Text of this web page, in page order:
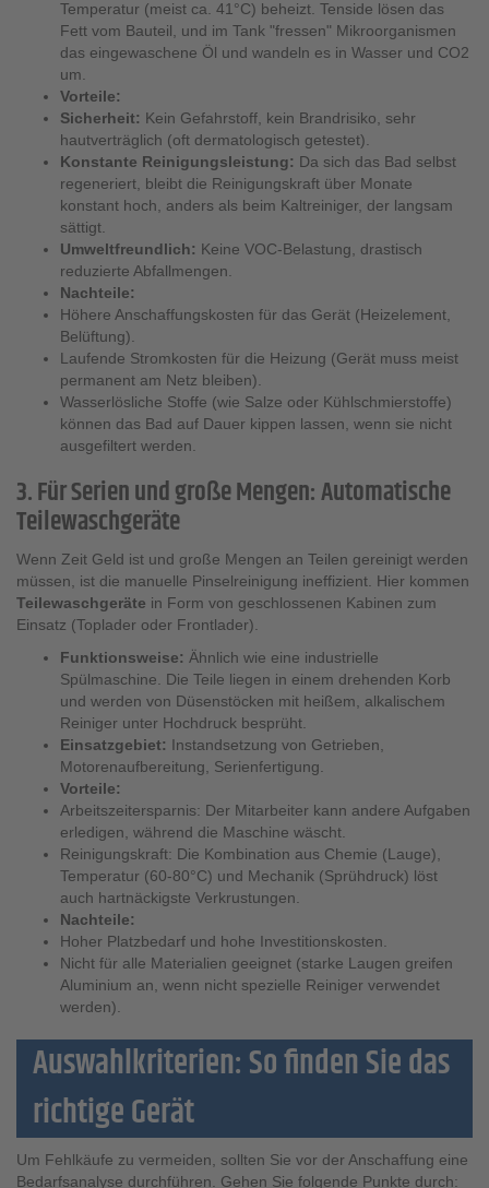
Temperatur (meist ca. 41°C) beheizt. Tenside lösen das
Fett vom Bauteil, und im Tank "fressen" Mikroorganismen
das eingewaschene Öl und wandeln es in Wasser und CO2
um.
Vorteile:
Sicherheit: Kein Gefahrstoff, kein Brandrisiko, sehr
hautverträglich (oft dermatologisch getestet).
Konstante Reinigungsleistung: Da sich das Bad selbst
regeneriert, bleibt die Reinigungskraft über Monate
konstant hoch, anders als beim Kaltreiniger, der langsam
sättigt.
Umweltfreundlich: Keine VOC-Belastung, drastisch
reduzierte Abfallmengen.
Nachteile:
Höhere Anschaffungskosten für das Gerät (Heizelement,
Belüftung).
Laufende Stromkosten für die Heizung (Gerät muss meist
permanent am Netz bleiben).
Wasserlösliche Stoffe (wie Salze oder Kühlschmierstoffe)
können das Bad auf Dauer kippen lassen, wenn sie nicht
ausgefiltert werden.
3. Für Serien und große Mengen: Automatische
Teilewaschgeräte
Wenn Zeit Geld ist und große Mengen an Teilen gereinigt werden
müssen, ist die manuelle Pinselreinigung ineffizient. Hier kommen
Teilewaschgeräte in Form von geschlossenen Kabinen zum
Einsatz (Toplader oder Frontlader).
Funktionsweise: Ähnlich wie eine industrielle
Spülmaschine. Die Teile liegen in einem drehenden Korb
und werden von Düsenstöcken mit heißem, alkalischem
Reiniger unter Hochdruck besprüht.
Einsatzgebiet: Instandsetzung von Getrieben,
Motorenaufbereitung, Serienfertigung.
Vorteile:
Arbeitszeitersparnis: Der Mitarbeiter kann andere Aufgaben
erledigen, während die Maschine wäscht.
Reinigungskraft: Die Kombination aus Chemie (Lauge),
Temperatur (60-80°C) und Mechanik (Sprühdruck) löst
auch hartnäckigste Verkrustungen.
Nachteile:
Hoher Platzbedarf und hohe Investitionskosten.
Nicht für alle Materialien geeignet (starke Laugen greifen
Aluminium an, wenn nicht spezielle Reiniger verwendet
werden).
Auswahlkriterien: So finden Sie das
richtige Gerät
Um Fehlkäufe zu vermeiden, sollten Sie vor der Anschaffung eine
Bedarfsanalyse durchführen. Gehen Sie folgende Punkte durch: